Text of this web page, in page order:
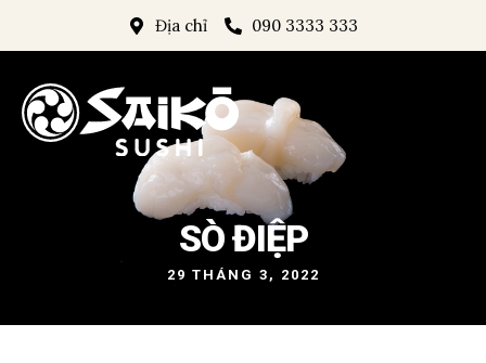
Địa chỉ 090 3333 333
SÒ ĐIỆP
29 THÁNG 3, 2022